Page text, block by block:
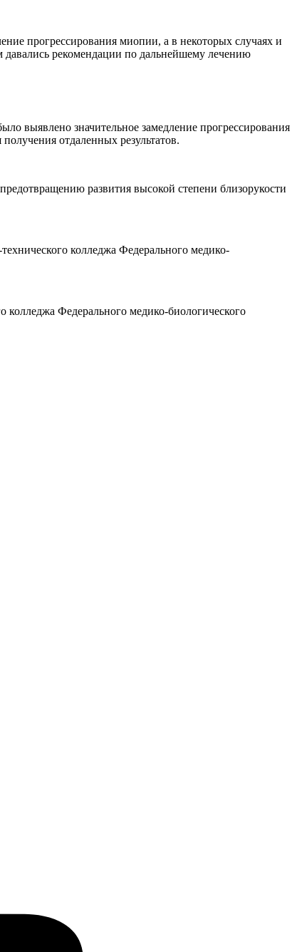
прогрессирования миопии, а в некоторых случаях и
давались рекомендации по дальнейшему лечению
выявлено значительное замедление прогрессирования
отдаленных результатов.
развития высокой степени близорукости
колледжа Федерального медико-
колледжа Федерального медико-биологического